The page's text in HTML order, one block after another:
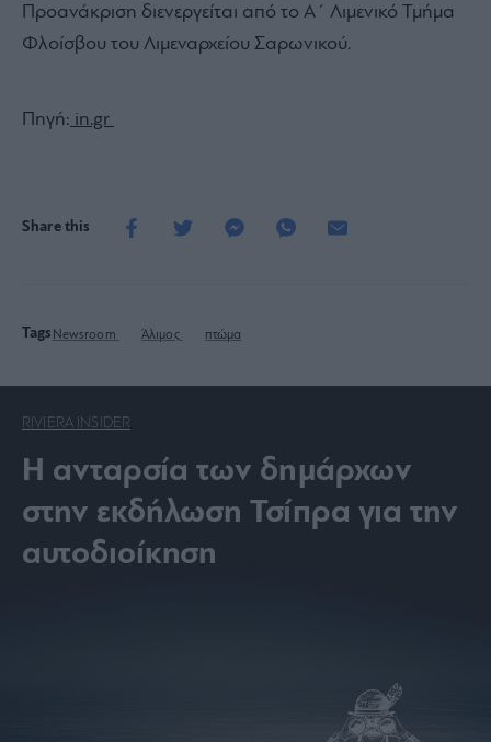
Προανάκριση διενεργείται από το Α΄ Λιμενικό Τμήμα
Φλοίσβου του Λιμεναρχείου Σαρωνικού.
Πηγή: in.gr
Share this
Tags Newsroom Άλιμος πτώμα
RIVIERA INSIDER
Η ανταρσία των δημάρχων
στην εκδήλωση Τσίπρα για την
αυτοδιοίκηση